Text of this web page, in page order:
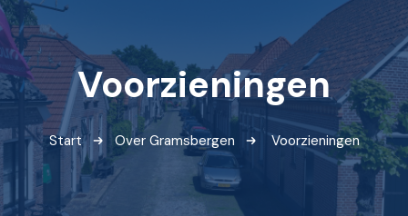
Voorzieningen
Start Over Gramsbergen Voorzieningen